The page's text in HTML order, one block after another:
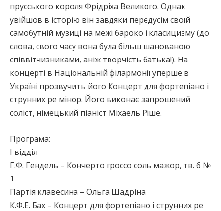
прусського короля Фрідріха Великого. Однак
увійшов в історію він завдяки передусім своїй
самобутній музиці на межі бароко і класицизму (до
слова, свого часу вона була більш шанованою
співвітчизниками, аніж творчість батька!). На
концерті в Національній філармонії уперше в
Україні прозвучить його Концерт для фортепіано і
струнних ре мінор. Його виконає запрошений
соліст, німецький піаніст Міхаель Ріше.
Програма:
І відділ
Г.Ф. Гендель – Кончерто гроссо соль мажор, тв. 6 №
1
Партія клавесина – Ольга Шадріна
К.Ф.Е. Бах – Концерт для фортепіано і струнних ре